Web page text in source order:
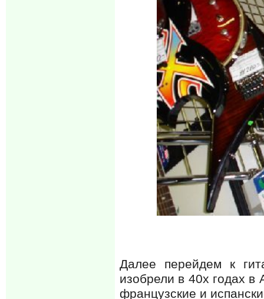
Далее перейдем к
изобрели в 40х годах
французские и